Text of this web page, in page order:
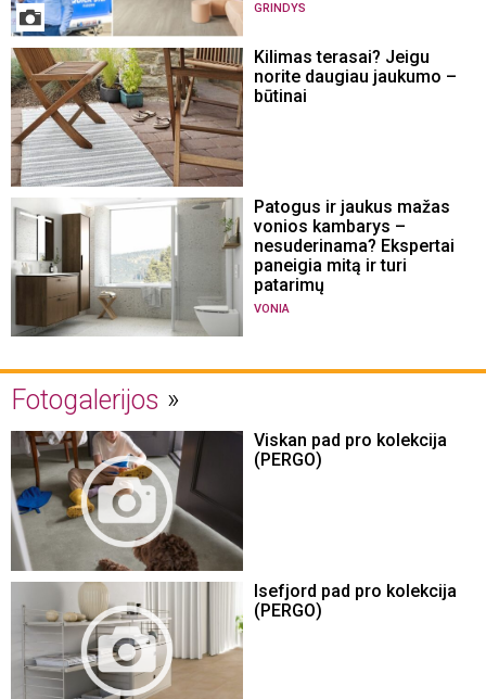
GRINDYS
Kilimas terasai? Jeigu
norite daugiau jaukumo –
būtinai
Patogus ir jaukus mažas
vonios kambarys –
nesuderinama? Ekspertai
paneigia mitą ir turi
patarimų
VONIA
Fotogalerijos
Viskan pad pro kolekcija
(PERGO)
Isefjord pad pro kolekcija
(PERGO)